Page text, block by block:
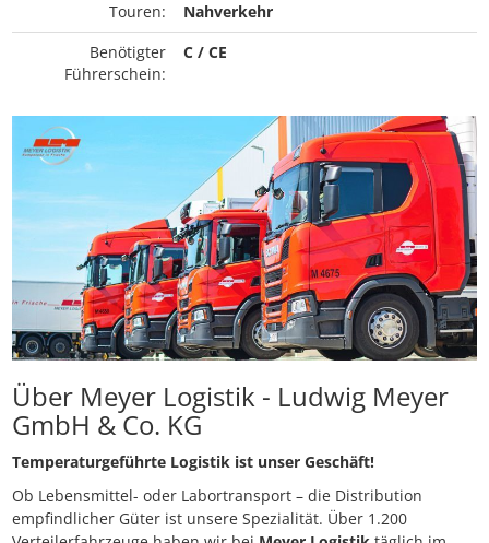
Touren:
Nahverkehr
Benötigter
Führerschein:
C / CE
Über Meyer Logistik - Ludwig Meyer
GmbH & Co. KG
Temperaturgeführte Logistik ist unser Geschäft!
Ob Lebensmittel- oder Labortransport – die Distribution
empfindlicher Güter ist unsere Spezialität. Über 1.200